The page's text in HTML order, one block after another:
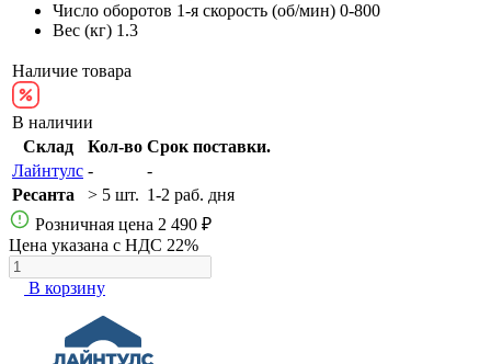
Число оборотов 1-я скорость (об/мин) 0-800
Вес (кг) 1.3
Наличие товара
В наличии
Склад
Кол-во Срок поставки.
Лайнтулс -
-
Ресанта
> 5 шт. 1-2 раб. дня
Розничная цена 2 490 ₽
Цена указана с НДС 22%
В корзину